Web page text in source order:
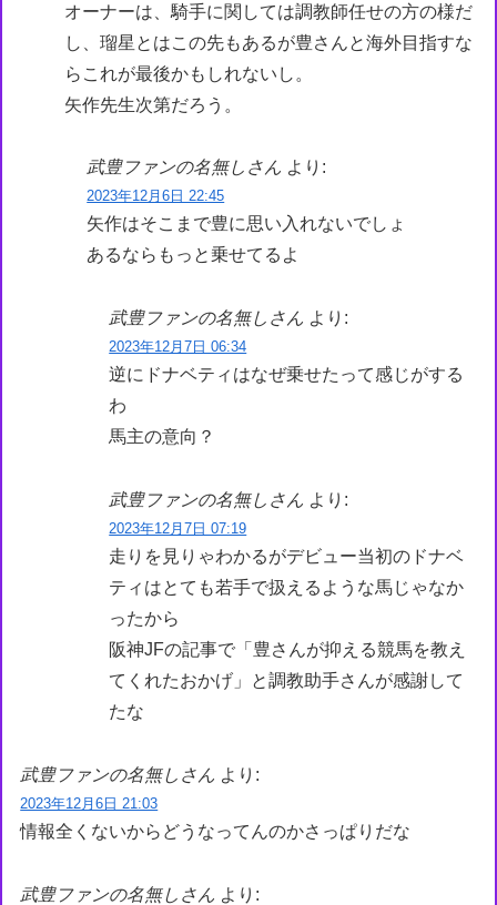
オーナーは、騎手に関しては調教師任せの方の様だ
し、瑠星とはこの先もあるが豊さんと海外目指すな
らこれが最後かもしれないし。
矢作先生次第だろう。
武豊ファンの名無しさん より:
2023年12月6日 22:45
矢作はそこまで豊に思い入れないでしょ
あるならもっと乗せてるよ
武豊ファンの名無しさん より:
2023年12月7日 06:34
逆にドナベティはなぜ乗せたって感じがする
わ
馬主の意向？
武豊ファンの名無しさん より:
2023年12月7日 07:19
走りを見りゃわかるがデビュー当初のドナベ
ティはとても若手で扱えるような馬じゃなか
ったから
阪神JFの記事で「豊さんが抑える競馬を教え
てくれたおかげ」と調教助手さんが感謝して
たな
武豊ファンの名無しさん より:
2023年12月6日 21:03
情報全くないからどうなってんのかさっぱりだな
武豊ファンの名無しさん より: